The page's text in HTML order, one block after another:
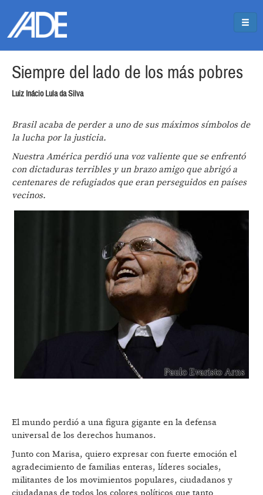
Siempre del lado de los más pobres
Luiz Inácio Lula da Silva
Brasil acaba de perder a uno de sus máximos símbolos de
la lucha por la justicia.
Nuestra América perdió una voz valiente que se enfrentó
con dictaduras terribles y un brazo amigo que abrigó a
centenares de refugiados que eran perseguidos en países
vecinos.
El mundo perdió a una figura gigante en la defensa
universal de los derechos humanos.
Junto con Marisa, quiero expresar con fuerte emoción el
agradecimiento de familias enteras, líderes sociales,
militantes de los movimientos populares, ciudadanos y